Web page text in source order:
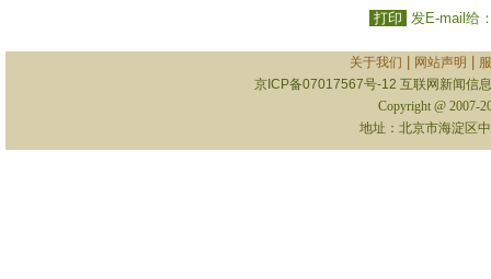
打印 发E-mail给
关于我们 网站声明
京ICP备07017567号-12 互联网新闻信
Copyright @ 2007-
地址：北京市海淀区